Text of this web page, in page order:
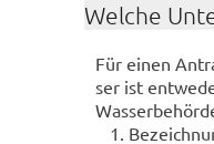
Wel­che
Für einen
ser ist